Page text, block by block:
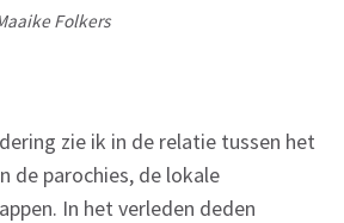
Folkers
zie ik in de relatie tussen het
de parochies, de lokale
In het verleden deden